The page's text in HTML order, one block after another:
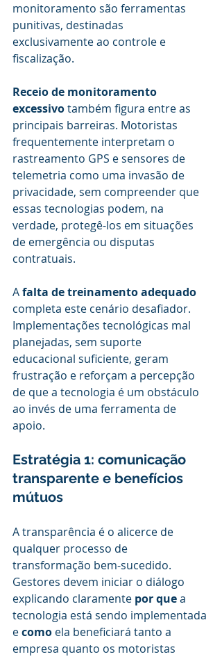
monitoramento são ferramentas
punitivas, destinadas
exclusivamente ao controle e
fiscalização.
Receio de monitoramento
excessivo também figura entre as
principais barreiras. Motoristas
frequentemente interpretam o
rastreamento GPS e sensores de
telemetria como uma invasão de
privacidade, sem compreender que
essas tecnologias podem, na
verdade, protegê-los em situações
de emergência ou disputas
contratuais.
A falta de treinamento adequado
completa este cenário desafiador.
Implementações tecnológicas mal
planejadas, sem suporte
educacional suficiente, geram
frustração e reforçam a percepção
de que a tecnologia é um obstáculo
ao invés de uma ferramenta de
apoio.
Estratégia 1: comunicação
transparente e benefícios
mútuos
A transparência é o alicerce de
qualquer processo de
transformação bem-sucedido.
Gestores devem iniciar o diálogo
explicando claramente por que a
tecnologia está sendo implementada
e como ela beneficiará tanto a
empresa quanto os motoristas